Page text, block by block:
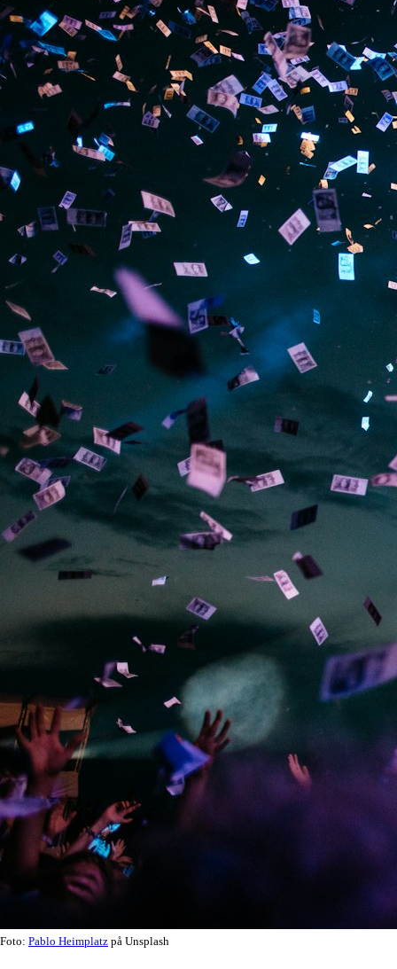
Foto: Pablo Heimplatz på Unsplash